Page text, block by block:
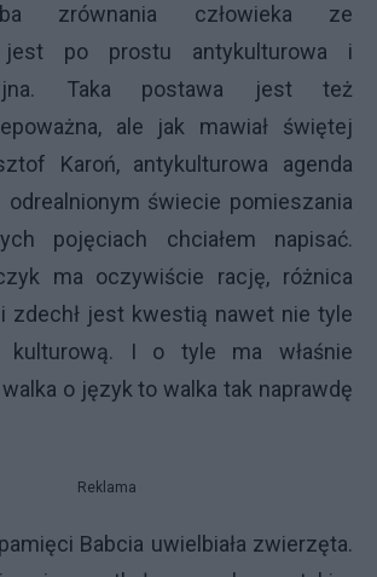
zrównania człowieka ze
jest po prostu antykulturowa i
Taka postawa jest też
ale jak mawiał świętej
Karoń, antykulturowa agenda
świecie pomieszania
pojęciach chciałem napisać.
ma oczywiście rację, różnica
zdechł jest kwestią nawet nie tyle
kulturową. I o tyle ma właśnie
o język to walka tak naprawdę
Reklama
Babcia uwielbiała zwierzęta.